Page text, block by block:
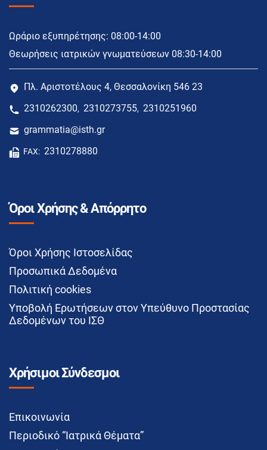
Ωράριο εξυπηρέτησης: 08:00-14:00
Θεωρήσεις ιατρικών γνωματεύσεων 08:30-14:00
Πλ. Αριστοτέλους 4, Θεσσαλονίκη 546 23
2310262300, 2310273755, 2310251960
grammatia@isth.gr
FAX: 2310278880
Όροι Χρήσης & Απόρρητο
Όροι Χρήσης Ιστοσελίδας
Προσωπικά Δεδομένα
Πολιτική cookies
Υποβολή Ερωτήσεων στον Υπεύθυνο Προστασίας
Δεδομένων του ΙΣΘ
Χρήσιμοι Σύνδεσμοι
Επικοινωνία
Περιοδικό “Ιατρικά Θέματα”